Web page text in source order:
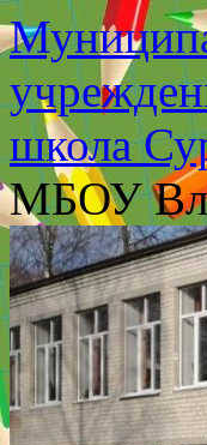
школа
МБОУ